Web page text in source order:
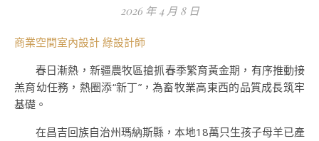
2026 年 4 月 8 日
商業空間室內設計 綠設計師
春日漸熱，新疆農牧區搶抓春季繁育黃金期，有序推動接
羔育幼任務，熱圈添“新丁”，為畜牧業高東西的品質成長筑牢
基礎。
在昌吉回族自治州瑪納斯縣，本地18萬只生孩子母羊已產